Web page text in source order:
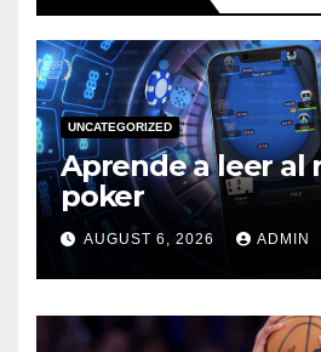
UNCATEGORIZED
Aprende a leer al
poker
AUGUST 6, 2026 ADMIN